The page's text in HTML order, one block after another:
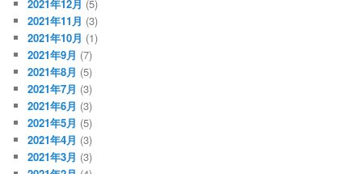
2021年12月 (5)
2021年11月 (3)
2021年10月 (1)
2021年9月 (7)
2021年8月 (5)
2021年7月 (3)
2021年6月 (3)
2021年5月 (5)
2021年4月 (3)
2021年3月 (3)